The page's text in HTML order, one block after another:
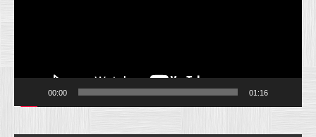
00:00 01:16